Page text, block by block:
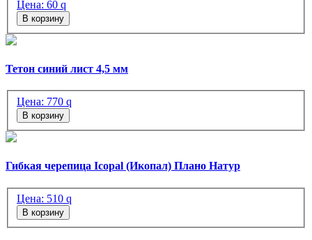
Цена: 60 q
В корзину
Тетон синий лист 4,5 мм
Цена: 770 q
В корзину
Гибкая черепица Icopal (Икопал) Плано Натур
Цена: 510 q
В корзину